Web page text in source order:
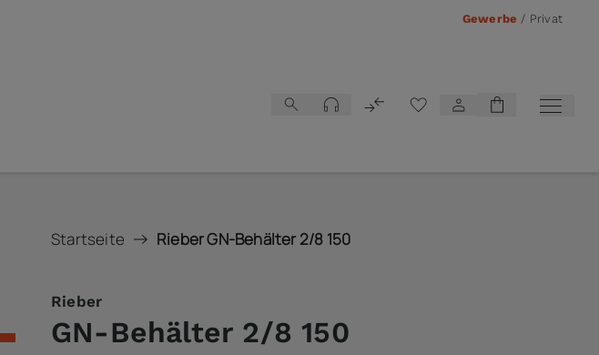
Gewerbe / Privat
Startseite Rieber GN-Behälter 2/8 150
Rieber
GN-Behälter 2/8 150